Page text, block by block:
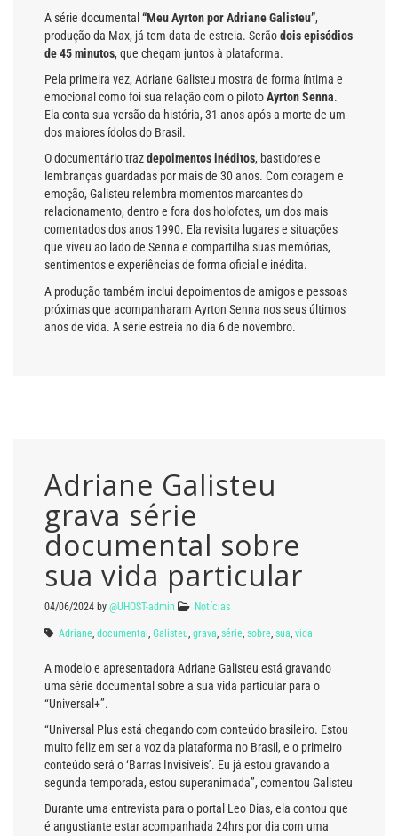
A série documental “Meu Ayrton por Adriane Galisteu”,
produção da Max, já tem data de estreia. Serãodois episódios
de 45 minutos, que chegam juntos à plataforma.
Pela primeira vez, Adriane Galisteu mostra de forma íntima e
emocional como foi sua relação com o pilotoAyrton Senna.
Ela conta sua versão da história, 31 anos após a morte de um
dos maiores ídolos do Brasil.
O documentário trazdepoimentos inéditos, bastidores e
lembranças guardadas por mais de 30 anos. Com coragem e
emoção, Galisteu relembra momentos marcantes do
relacionamento, dentro e fora dos holofotes, um dos mais
comentados dos anos 1990. Ela revisita lugares e situações
que viveu ao lado de Senna e compartilha suas memórias,
sentimentos e experiências de forma oficial e inédita.
A produção também inclui depoimentos de amigos e pessoas
próximas que acompanharam Ayrton Senna nos seus últimos
anos de vida. A série estreia no dia 6 de novembro.
Adriane Galisteu
grava série
documental sobre
sua vida particular
04/06/2024 by @UHOST-admin Notícias
Adriane documental Galisteu grava série sobre sua vida
A modelo e apresentadora Adriane Galisteu está gravando
uma série documental sobre a sua vida particular para o
“Universal+”.
“Universal Plus está chegando com conteúdo brasileiro. Estou
muito feliz em ser a voz da plataforma no Brasil, e o primeiro
conteúdo será o ‘Barras Invisíveis’. Eu já estou gravando a
segunda temporada, estou superanimada”, comentou Galisteu
Durante uma entrevista para o portal Leo Dias, ela contou que
é angustiante estar acompanhada 24hrs por dia com uma